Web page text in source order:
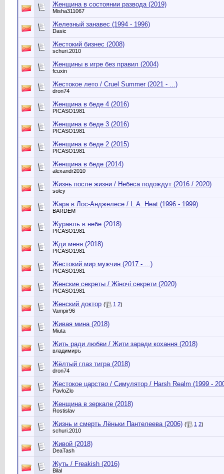
Женщина в состоянии развода (2019)
Misha311067
Железный занавес (1994 - 1996)
Dasic
Жестокий бизнес (2008)
schuri.2010
Женщины в игре без правил (2004)
fcuxin
Жестокое лето / Cruel Summer (2021 - ...)
dron74
Женщина в беде 4 (2016)
PICASO1981
Женщина в беде 3 (2016)
PICASO1981
Женщина в беде 2 (2015)
PICASO1981
Женщина в беде (2014)
alexandr2010
Жизнь после жизни / Небеса подождут (2016 / 2020)
solcy
Жара в Лос-Анджелесе / L.A. Heat (1996 - 1999)
BARDEM
Журавль в небе (2018)
PICASO1981
Жди меня (2018)
PICASO1981
Жестокий мир мужчин (2017 - ...)
PICASO1981
Женские секреты / Жіночі секрети (2020)
PICASO1981
Женский доктор ( 1 2)
Vampir96
Живая мина (2018)
Miuta
Жить ради любви / Жити заради кохання (2018)
владимиръ
Жёлтый глаз тигра (2018)
dron74
Жестокое царство / Симулятор / Harsh Realm (1999 -
PavloZlo
Женщина в зеркале (2018)
Rostislav
Жизнь и смерть Лёньки Пантелеева (2006) ( 1 2)
schuri.2010
Живой (2018)
DeaTash
Жуть / Freakish (2016)
Bilal